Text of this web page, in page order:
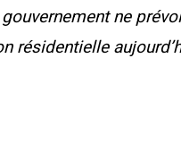
ne
résidentielle